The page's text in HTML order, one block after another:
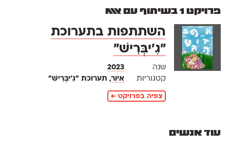
פרויקט 1 בשיתוף עם אאא
השתתפות בתערוכת
״גִ׳יבְּרִישׁ״
שנה
2023
קטגוריות
איור, תערוכת ״גִ׳יבְּרִישׁ״
צפיה בפרויקט ←
עוד אנשים